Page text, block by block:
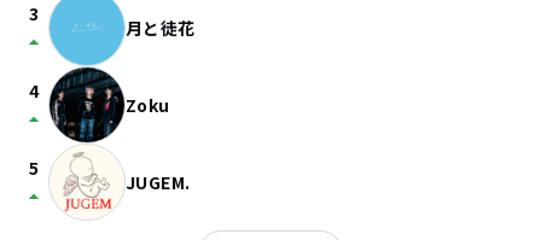
3
arrow_drop_up 月と徒花
4
arrow_drop_up Zoku
5
arrow_drop_up JUGEM.